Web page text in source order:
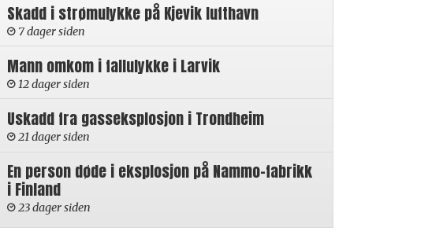
Skadd i strømulykke på Kjevik lufthavn
7 dager siden
Mann omkom i fallulykke i Larvik
12 dager siden
Uskadd fra gasseksplosjon i Trondheim
21 dager siden
En person døde i eksplosjon på Nammo-fabrikk
i Finland
23 dager siden